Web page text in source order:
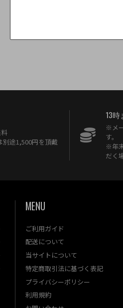
別途1,500円を頂戴
13
※メ
す。
※年
だく
MENU
ご利用ガイド
配送について
当サイトについて
特定商取引法に基づく表記
プライバシーポリシー
利用規約